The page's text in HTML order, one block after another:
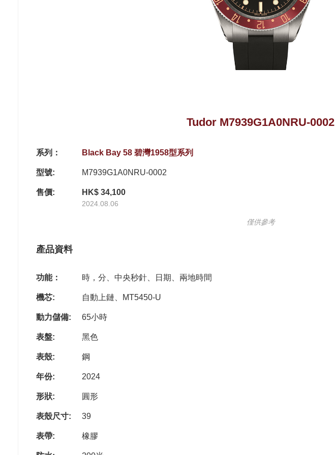
Tudor M7939G1A0NRU-0002
系列： Black Bay 58 碧灣1958型系列
型號: M7939G1A0NRU-0002
售價: HK$ 34,100
2024.08.06
僅供參考
產品資料
功能： 時，分、中央秒針、日期、兩地時間
機芯: 自動上鏈、MT5450-U
動力儲備: 65小時
表盤: 黑色
表殼: 鋼
年份: 2024
形狀: 圓形
表殼尺寸: 39
表帶: 橡膠